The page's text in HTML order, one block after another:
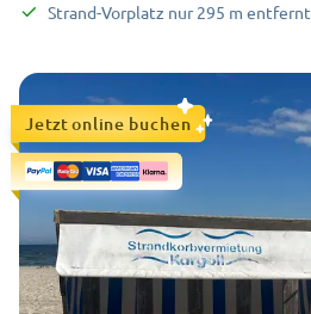
Strand-Vorplatz nur 295 m entfernt
Jetzt online buchen